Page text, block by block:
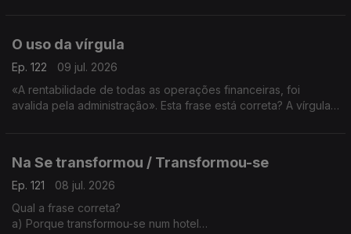
O uso da vírgula
Ep. 122
09 jul. 2026
«A rentabilidade de todas as operações financeiras, foi
avalida pela administração». Esta frase está correta? A vírgula
Na Se transformou / Transformou-se
Ep. 121
08 jul. 2026
Qual a frase correta?
a) Porque transformou-se num hotel